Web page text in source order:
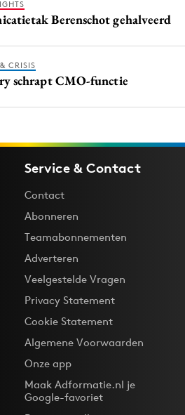
Berenschot gehalveerd
CRISIS
schrapt CMO-functie
Service & Contact
Contact
Abonneren
Teamabonnementen
Adverteren
Veelgestelde Vragen
Privacy Statement
Cookie Statement
Algemene Voorwaarden
Onze app
Maak Adformatie.nl je
Google-favoriet